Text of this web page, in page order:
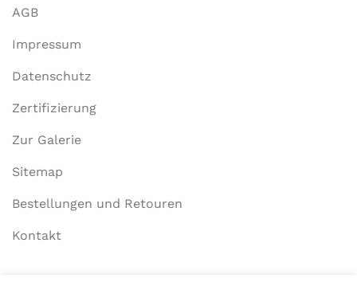
AGB
Impressum
Datenschutz
Zertifizierung
Zur Galerie
Sitemap
Bestellungen und Retouren
Kontakt